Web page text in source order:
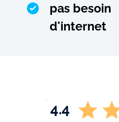
pas besoin
d'internet
4.4